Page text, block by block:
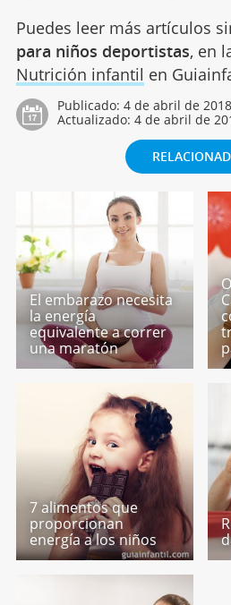
Puedes leer más artículos
para niños deportistas, en
Nutrición infantil en
Publicado: 4 de abril de 2018
Actualizado: 4 de abril de
El embarazo necesita
la energía
equivalente a correr
una maratón
7 alimentos que
proporcionan
energía a los niños